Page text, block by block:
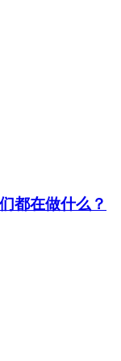
都在做什么？